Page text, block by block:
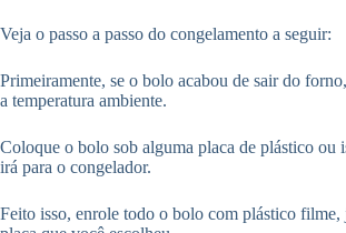
Veja o passo a passo do congelamento a seguir:
Primeiramente, se o bolo acabou de sair do
a temperatura ambiente.
Coloque o bolo sob alguma placa de plástico ou
irá para o congelador.
Feito isso, enrole todo o bolo com plástico filme,